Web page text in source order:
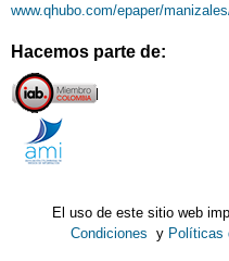
www.qhubo.com/epaper/
Hacemos parte de:
El uso de este sitio web
Condiciones y Políticas